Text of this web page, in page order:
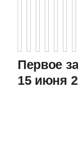
Первое
15 июня